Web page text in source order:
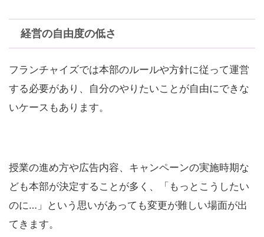
経営の自由度の低さ
フランチャイズでは本部のルールや方針に従って運営
する必要があり、自分のやりたいことが自由にできな
いケースもあります。
授業の進め方や広告内容、キャンペーンの実施時期な
ども本部が決定することが多く、「もっとこうしたい
のに…」という思いがあっても変更が難しい場面が出
てきます。